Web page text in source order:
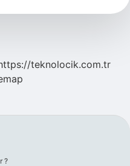
teknolocik.com.tr
?